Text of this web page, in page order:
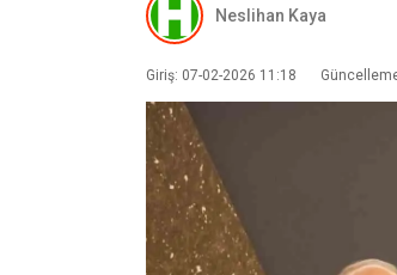
Neslihan Kaya
Giriş: 07-02-2026 11:18